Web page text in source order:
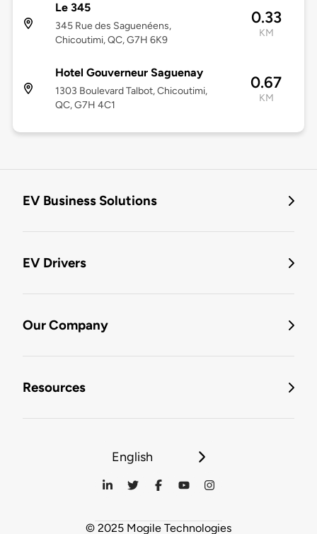
Le 345
345 Rue des Saguenéens,
Chicoutimi, QC, G7H 6K9
0.33
KM
Hotel Gouverneur Saguenay
1303 Boulevard Talbot, Chicoutimi,
QC, G7H 4C1
0.67
KM
EV Business Solutions
EV Drivers
Our Company
Resources
English
© 2025 Mogile Technologies